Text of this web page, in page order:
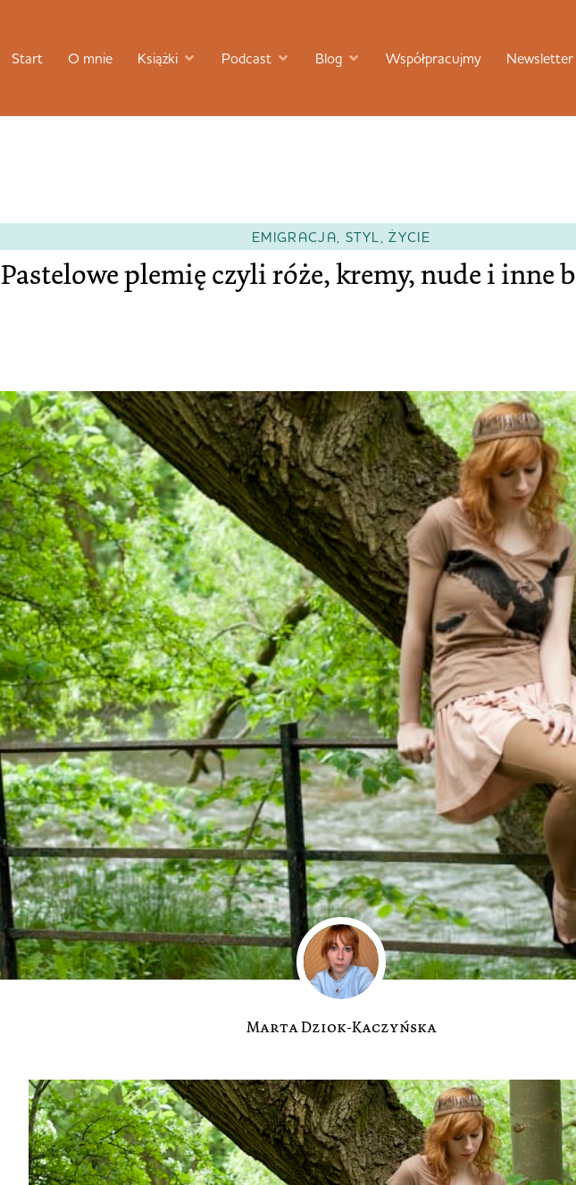
Start O mnie Książki Podcast Blog Współpracujmy Newsletter
EMIGRACJA, STYL,ŻYCIE
Pastelowe plemię czyli róże, kremy, nude i inne
Marta Dziok-Kaczyńska